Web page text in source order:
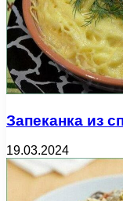
Запеканка из
19.03.2024